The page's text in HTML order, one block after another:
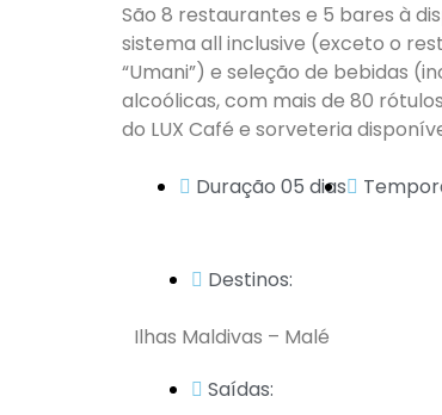
São 8 restaurantes e 5 bares à
sistema all inclusive (exceto o
“Umani”) e seleção de bebidas
alcoólicas, com mais de 80
do LUX Café e sorveteria
Duração 05 dias
Destinos:
Ilhas Maldivas – Malé
Saídas: